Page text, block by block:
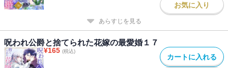
お気に入り
あらすじを見る
呪われ公爵と捨てられた花嫁の最愛婚１７
¥165 (税込)
カートに入れる